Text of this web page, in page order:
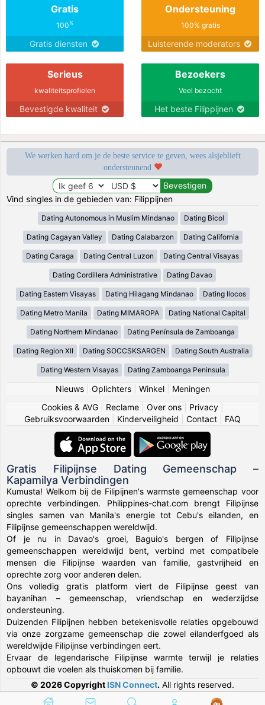
Gratis
100%
Gratis diensten
Ondersteuning
100% gratis
Luisterende moderators
Serieus
kwaliteitsprofielen
Bevestigde kwaliteit
Bezoekers
Veel bezocht
Het beste Filippijnen
We werken hard om je de beste service te geven, wees alsjeblieft
ondersteunend
Vind singles in de gebieden van: Filippijnen
Dating Autonomous in Muslim Mindanao Dating Bicol
Dating Cagayan Valley Dating Calabarzon Dating California
Dating Caraga Dating Central Luzon Dating Central Visayas
Dating Cordillera Administrative Dating Davao
Dating Eastern Visayas Dating Hilagang Mindanao Dating Ilocos
Dating Metro Manila Dating MIMAROPA Dating National Capital
Dating Northern Mindanao Dating Península de Zamboanga
Dating Region XII Dating SOCCSKSARGEN Dating South Australia
Dating Western Visayas Dating Zamboanga Peninsula
Nieuws| Oplichters| Winkel| Meningen
Cookies & AVG
Reclame Over ons Privacy
Gebruiksvoorwaarden
Kinderveiligheid Contact FAQ
Gratis Filipijnse Dating Gemeenschap –
Kapamilya Verbindingen
Kumusta! Welkom bij de Filipijnen's warmste gemeenschap voor
oprechte verbindingen. Philippines-chat.com brengt Filipijnse
singles samen van Manila's energie tot Cebu's eilanden, en
Filipijnse gemeenschappen wereldwijd.
Of je nu in Davao's groei, Baguio's bergen of Filipijnse
gemeenschappen wereldwijd bent, verbind met compatibele
mensen die Filipijnse waarden van familie, gastvrijheid en
oprechte zorg voor anderen delen.
Ons volledig gratis platform viert de Filipijnse geest van
bayanihan – gemeenschap, vriendschap en wederzijdse
ondersteuning.
Duizenden Filipijnen hebben betekenisvolle relaties opgebouwd
via onze zorgzame gemeenschap die zowel eilanderfgoed als
wereldwijde Filipijnse verbindingen eert.
Ervaar de legendarische Filipijnse warmte terwijl je relaties
opbouwt die voelen als thuiskomen bij familie.
© 2026 Copyright ISN Connect. All rights reserved.